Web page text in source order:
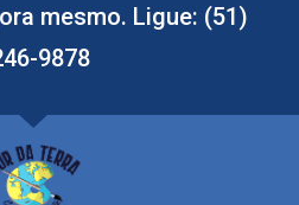
mesmo. Ligue: (51)
9878